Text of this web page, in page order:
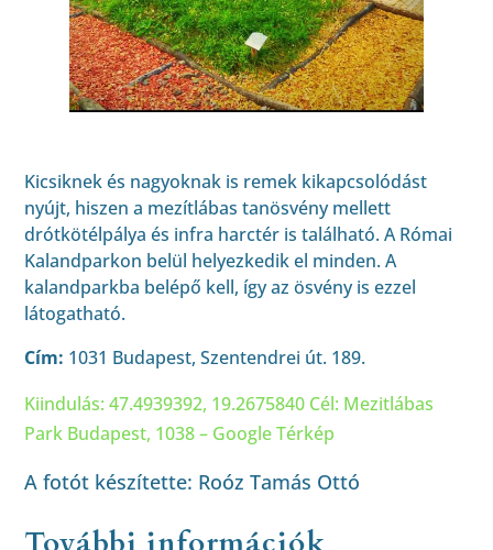
Kicsiknek és nagyoknak is remek kikapcsolódást
nyújt, hiszen a mezítlábas tanösvény mellett
drótkötélpálya és infra harctér is található. A Római
Kalandparkon belül helyezkedik el minden. A
kalandparkba belépő kell, így az ösvény is ezzel
látogatható.
Cím: 1031 Budapest, Szentendrei út. 189.
Kiindulás: 47.4939392, 19.2675840 Cél: Mezitlábas
Park Budapest, 1038 – Google Térkép
A fotót készítette: Roóz Tamás Ottó